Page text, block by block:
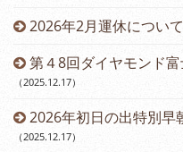
2026年2月運休について
第４8回ダイヤモンド
（2025.12.17）
2026年初日の出特別早
（2025.12.17）